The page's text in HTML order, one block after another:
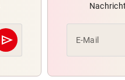
send
Abschicken E-Mail